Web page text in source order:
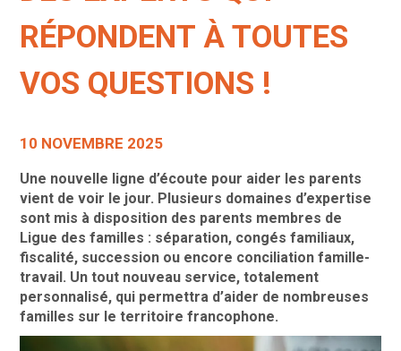
RÉPONDENT À TOUTES
VOS QUESTIONS !
10 NOVEMBRE 2025
Une nouvelle ligne d’écoute pour aider les parents
vient de voir le jour. Plusieurs domaines d’expertise
sont mis à disposition des parents membres de
Ligue des familles : séparation, congés familiaux,
fiscalité, succession ou encore conciliation famille-
travail. Un tout nouveau service, totalement
personnalisé, qui permettra d’aider de nombreuses
familles sur le territoire francophone.